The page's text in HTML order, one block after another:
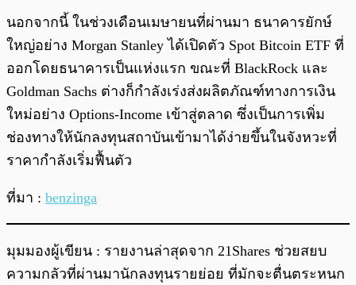
นอกจากนี้ ในช่วงเดือนเมษายนที่ผ่านมา ธนาคารยักษ์
ใหญ่อย่าง Morgan Stanley ได้เปิดตัว Spot Bitcoin ETF ที่
ออกโดยธนาคารเป็นแห่งแรก ขณะที่ BlackRock และ
Goldman Sachs ต่างก็กำลังเร่งส่งผลิตภัณฑ์ทางการเงิน
ใหม่อย่าง Options-Income เข้าสู่ตลาด ซึ่งเป็นการเพิ่ม
ช่องทางให้นักลงทุนสถาบันเข้ามาได้ง่ายขึ้นในจังหวะที่
ราคากำลังเริ่มฟื้นตัว
ที่มา : benzinga
มุมมองผู้เขียน : รายงานล่าสุดจาก 21Shares ช่วยสยบ
ความกลัวที่ผ่านมานักลงทุนรายย่อย ที่มักจะตื่นตระหนก